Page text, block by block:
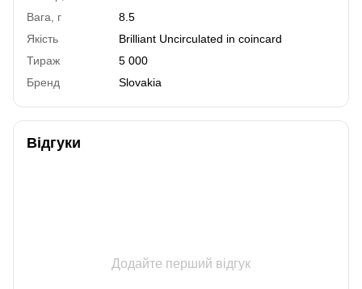
Вага, г
8.5
Якість
Brilliant Uncirculated in coincard
Тираж
5 000
Бренд
Slovakia
Відгуки
Додайте перший відгук